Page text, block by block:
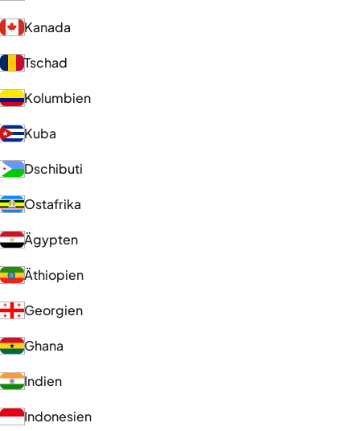
Kanada
Tschad
Kolumbien
Kuba
Dschibuti
Ostafrika
Ägypten
Äthiopien
Georgien
Ghana
Indien
Indonesien